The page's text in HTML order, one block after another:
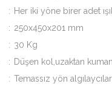
: Her iki yöne birer adet
: 250x450x201 mm
: 30 Kg
: Düşen kol,uzaktan
: Temassız yön